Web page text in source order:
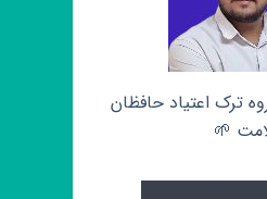
ترک اعتیاد حافظان
🌱